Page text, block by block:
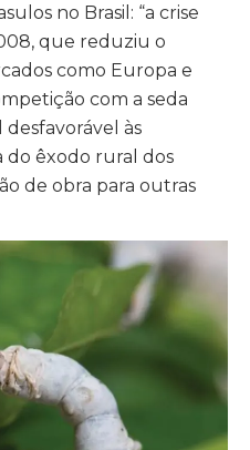
no Brasil: “a crise
que reduziu o
como Europa e
com a seda
desfavorável às
do êxodo rural dos
de obra para outras